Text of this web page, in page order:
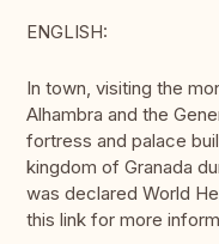
ENGLISH:
In town, visiting the
Alhambra and the
fortress and palace
kingdom of Granada
was declared World
this link for more